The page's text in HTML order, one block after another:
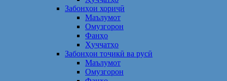
Забонҳои хориҷӣ
Маълумот
Омузгорон
Фанҳо
Ҳуҷҷатҳо
Забонҳои тоҷикӣ ва русӣ
Маълумот
Омузгорон